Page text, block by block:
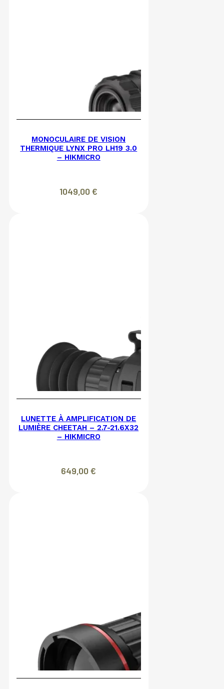
MONOCULAIRE DE VISION
THERMIQUE LYNX PRO LH19 3.0
– HIKMICRO
1049,00€
LUNETTE À AMPLIFICATION DE
LUMIÈRE CHEETAH – 2.7-21.6X32
– HIKMICRO
649,00€